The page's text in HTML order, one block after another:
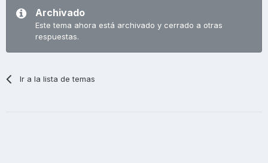
Archivado
Este tema ahora está archivado y cerrado a otras
respuestas.
Ir a la lista de temas